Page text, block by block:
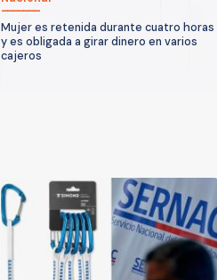
Mujer es retenida durante cuatro horas
y es obligada a girar dinero en varios
cajeros